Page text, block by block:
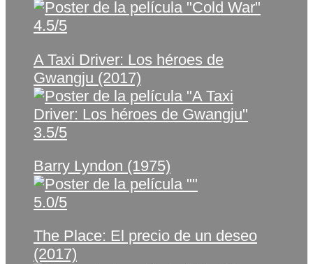
4.5/5
A Taxi Driver: Los héroes de
Gwangju (2017)
3.5/5
Barry Lyndon (1975)
5.0/5
The Place: El precio de un deseo
(2017)